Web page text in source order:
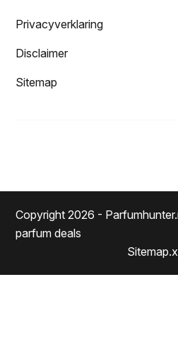
Privacyverklaring
Disclaimer
Sitemap
Copyright 2026 -
parfum deals